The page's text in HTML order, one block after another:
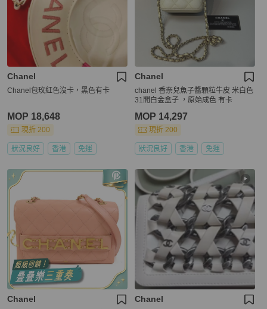
Chanel
Chanel包玫紅色沒卡，黑色有卡
MOP 18,648
現折 200
狀況良好 香港 免運
Chanel
chanel 香奈兒魚子醬顆粒牛皮 米白色
31開白金盒子 ，原始成色 有卡
MOP 14,297
現折 200
狀況良好 香港 免運
Chanel Chanel